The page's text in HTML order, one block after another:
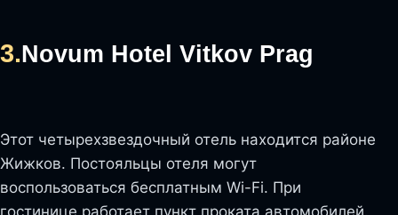
3.Novum Hotel Vitkov Prag
Этот четырехзвездочный отель находится районе
Жижков. Постояльцы отеля могут
воспользоваться бесплатным Wi-Fi. При